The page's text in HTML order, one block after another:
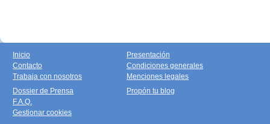
Inicio
Contacto
Trabaja con nosotros
Presentación
Condiciones generales
Menciones legales
Dossier de Prensa
F.A.Q.
Gestionar cookies
Propón tu blog